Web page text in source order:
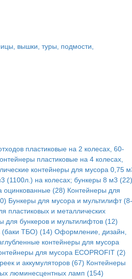
вышки, туры, подмости,
пластиковые на 2 колесах, 60-
пластиковые на 4 колесах,
контейнеры для мусора 0,75
(1100л.) на колесах; бункеры 8 м3 (22)
оцинкованные (28) Контейнеры для
Бункеры для мусора и мультилифт (8-
пластиковых и металлических
для бункеров и мультилифтов (12)
(баки ТБО) (14) Оформление, дизайн,
контейнеры для мусора
для мусора ECOPROFIT (2)
и аккумуляторов (67) Контейнеры
люминесцентных ламп (154)